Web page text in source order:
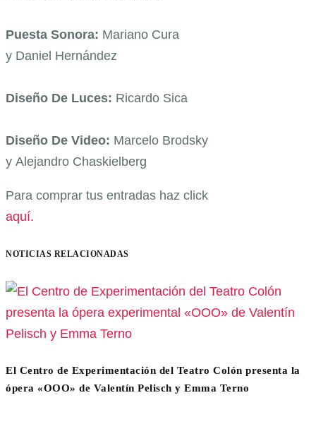
Puesta Sonora: Mariano Cura
y Daniel Hernández
Diseño De Luces: Ricardo Sica
Diseño De Video: Marcelo Brodsky
y Alejandro Chaskielberg
Para comprar tus entradas haz click
aquí.
NOTICIAS RELACIONADAS
El Centro de Experimentación del Teatro Colón presenta la
ópera «OOO» de Valentín Pelisch y Emma Terno